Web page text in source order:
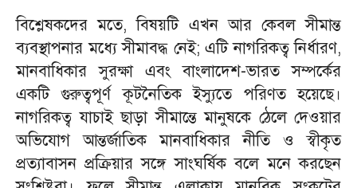
বিশ্লেষকদের মতে, বিষয়টি এখন আর কেবল সীমান্ত
ব্যবস্থাপনার মধ্যে সীমাবদ্ধ নেই; এটি নাগরিকত্ব নির্ধারণ,
মানবাধিকার সুরক্ষা এবং বাংলাদেশ-ভারত সম্পর্কের
একটি গুরুত্বপূর্ণ কূটনৈতিক ইস্যুতে পরিণত হয়েছে।
নাগরিকত্ব যাচাই ছাড়া সীমান্তে মানুষকে ঠেলে দেওয়ার
অভিযোগ আন্তর্জাতিক মানবাধিকার নীতি ও স্বীকৃত
প্রত্যাবাসন প্রক্রিয়ার সঙ্গে সাংঘর্ষিক বলে মনে করছেন